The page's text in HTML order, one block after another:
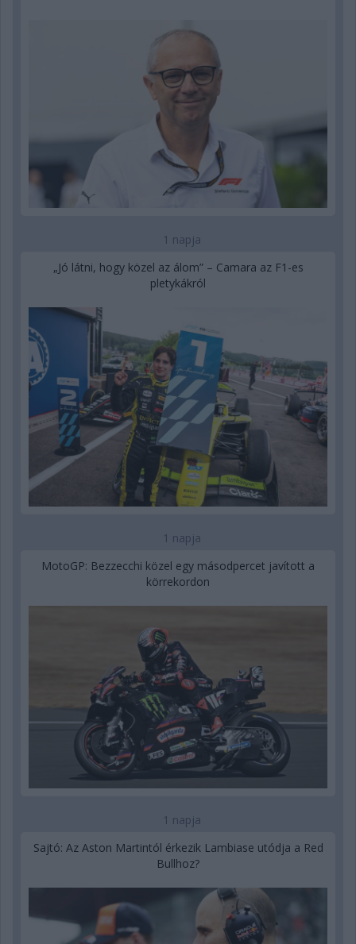
1 napja
„Jó látni, hogy közel az álom” – Camara az F1-es
pletykákról
1 napja
MotoGP: Bezzecchi közel egy másodpercet javított a
körrekordon
1 napja
Sajtó: Az Aston Martintól érkezik Lambiase utódja a Red
Bullhoz?